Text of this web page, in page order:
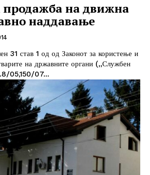
продажба на движна
наддавање
31 став 1 од од Законот за користење и
на државните органи (,,Службен
05,150/07...